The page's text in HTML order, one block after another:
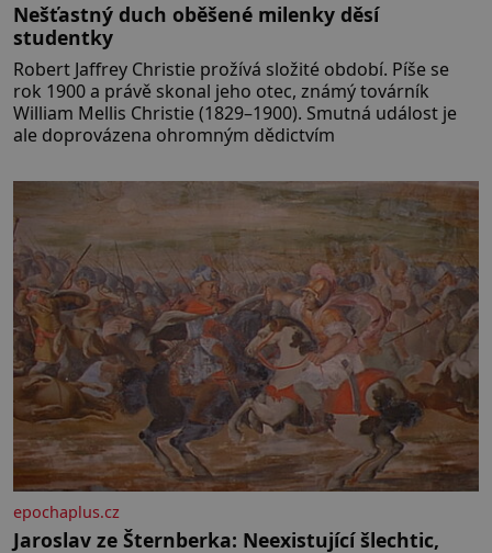
Nešťastný duch oběšené milenky děsí
studentky
Robert Jaffrey Christie prožívá složité období. Píše se
rok 1900 a právě skonal jeho otec, známý továrník
William Mellis Christie (1829–1900). Smutná událost je
ale doprovázena ohromným dědictvím
epochaplus.cz
Jaroslav ze Šternberka: Neexistující šlechtic,